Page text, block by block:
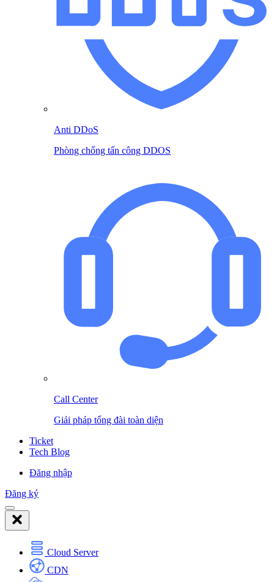
Anti DDoS
Phòng chống tấn công DDOS
Call Center
Giải pháp tổng đài toàn diện
Ticket
Tech Blog
Đăng nhập
Đăng ký
Cloud Server
CDN